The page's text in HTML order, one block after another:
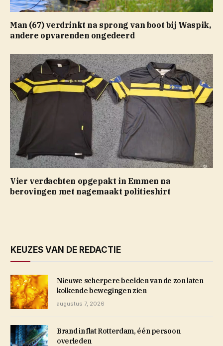
Man (67) verdrinkt na sprong van boot bij Waspik,
andere opvarenden ongedeerd
Vier verdachten opgepakt in Emmen na
berovingen met nagemaakt politieshirt
KEUZES VAN DE REDACTIE
Nieuwe scherpere beelden van de zon laten
kolkende bewegingen zien
augustus 7, 2026
Brand in flat Rotterdam, één persoon
overleden